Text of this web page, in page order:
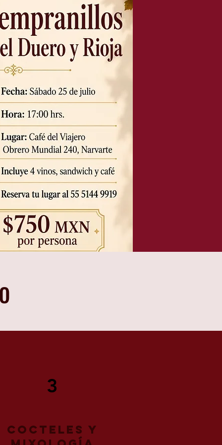
LUGAR
Café del Viajero. Obrero Mundial
240, Narvarte, CDMX
240, Narvarte, CDMX
3
cocteles y